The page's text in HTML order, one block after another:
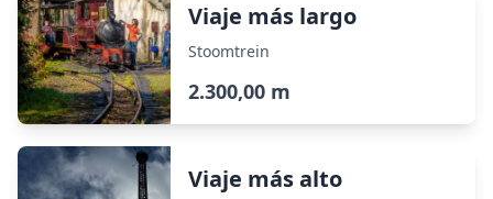
Viaje más largo
Stoomtrein
2.300,00 m
Viaje más alto